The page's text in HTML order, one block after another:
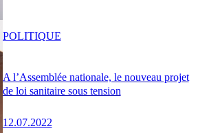
A l’Assemblée nationale, le nouveau projet
de loi sanitaire sous tension
12.07.2022
POLITIQUE